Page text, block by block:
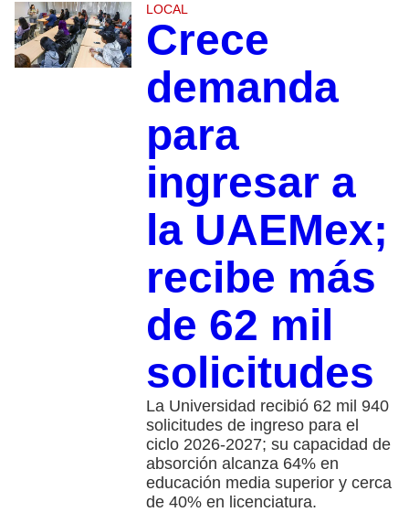
LOCAL
Crece
demanda
para
ingresar a
la UAEMex;
recibe más
de 62 mil
solicitudes
La Universidad recibió 62 mil 940
solicitudes de ingreso para el
ciclo 2026-2027; su capacidad de
absorción alcanza 64% en
educación media superior y cerca
de 40% en licenciatura.